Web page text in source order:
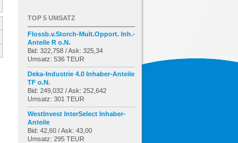
TOP 5 UMSATZ
Flossb.v.Storch-Mult.Opport. Inh.-
Anteile R o.N.
Bid: 322,758 / Ask: 325,34
Umsatz: 536 TEUR
Deka-Industrie 4.0 Inhaber-Anteile
TF o.N.
Bid: 249,032 / Ask: 252,642
Umsatz: 301 TEUR
WestInvest InterSelect Inhaber-
Anteile
Bid: 42,60 / Ask: 43,00
Umsatz: 295 TEUR